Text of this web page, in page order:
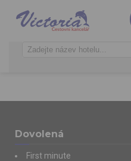
Dovolená
First minute